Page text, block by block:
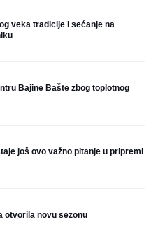
veka tradicije i sećanje na
Bajine Bašte zbog toplotnog
još ovo važno pitanje u pripremi
otvorila novu sezonu